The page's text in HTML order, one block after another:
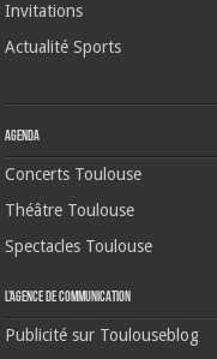
Invitations
Actualité Sports
Agenda
Concerts Toulouse
Théâtre Toulouse
Spectacles Toulouse
L’agence de communication
Publicité sur Toulouseblog